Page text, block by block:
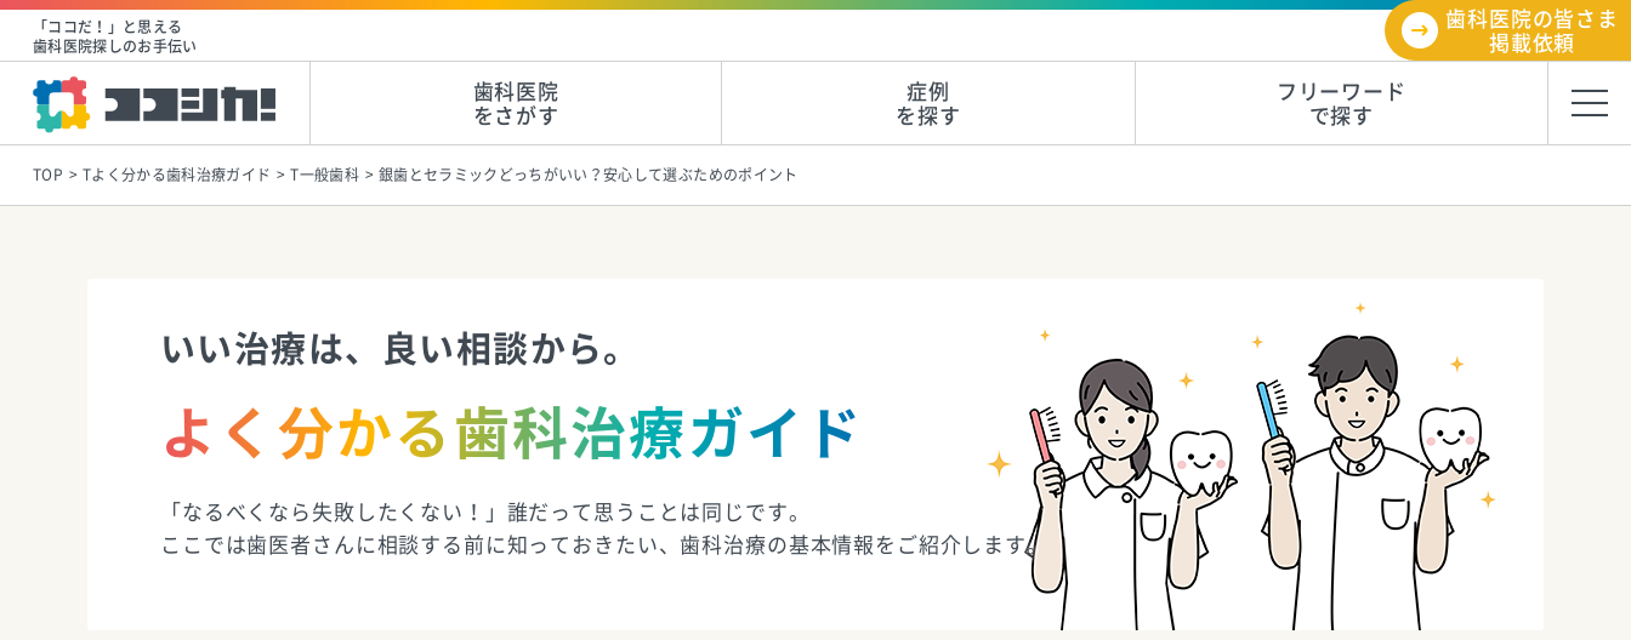
「ココだ！」と思える
歯科医院探しのお手伝い
歯科医院の皆さま
掲載依頼
歯科医院
をさがす
症例
を探す
フリーワード
で探す
TOP Tよく分かる歯科治療ガイド T一般歯科 銀歯とセラミックどっちがいい？安心して選ぶためのポイント
いい治療は、良い相談から。
よく分かる歯科治療ガイド
「なるべくなら失敗したくない！」誰だって思うことは同じです。
ここでは歯医者さんに相談する前に知っておきたい、歯科治療の基本情報をご紹介します。